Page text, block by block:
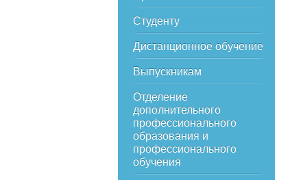
Студенту
Дистанционное обучение
Выпускникам
Отделение
дополнительного
профессионального
образования и
профессионального
обучения